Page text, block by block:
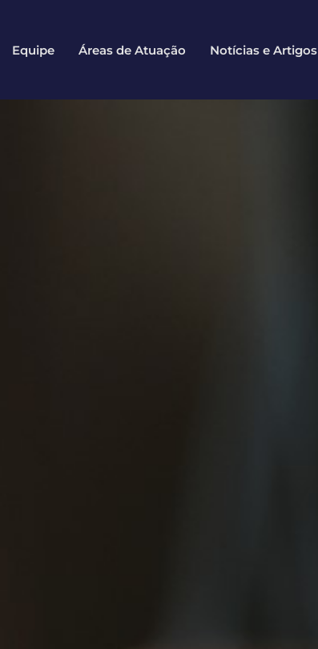
Equipe Áreas de Atuação Notícias e Artigos